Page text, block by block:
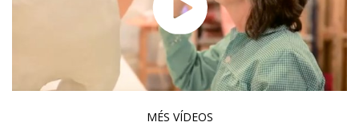
MÉS VÍDEOS